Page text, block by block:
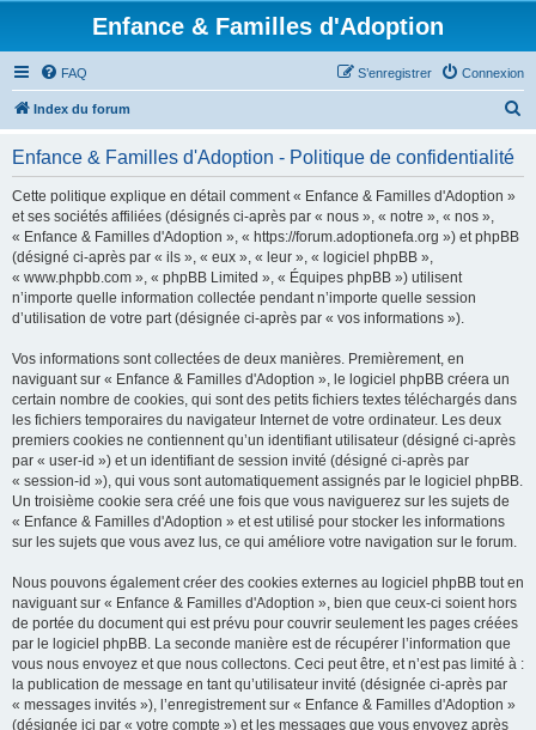
Enfance & Familles d'Adoption
FAQ Connexion
S’enregistrer
Index du forum
Enfance & Familles d'Adoption - Politique de confidentialité
Cette politique explique en détail comment « Enfance & Familles d'Adoption »
et ses sociétés affiliées (désignés ci-après par « nous », « notre », « nos »,
« Enfance & Familles d'Adoption », « https://forum.adoptionefa.org ») et phpBB
(désigné ci-après par « ils », « eux », « leur », « logiciel phpBB »,
« www.phpbb.com », « phpBB Limited », « Équipes phpBB ») utilisent
n’importe quelle information collectée pendant n’importe quelle session
d’utilisation de votre part (désignée ci-après par « vos informations »).
Vos informations sont collectées de deux manières. Premièrement, en
naviguant sur « Enfance & Familles d'Adoption », le logiciel phpBB créera un
certain nombre de cookies, qui sont des petits fichiers textes téléchargés dans
les fichiers temporaires du navigateur Internet de votre ordinateur. Les deux
premiers cookies ne contiennent qu’un identifiant utilisateur (désigné ci-après
par « user-id ») et un identifiant de session invité (désigné ci-après par
« session-id »), qui vous sont automatiquement assignés par le logiciel phpBB.
Un troisième cookie sera créé une fois que vous naviguerez sur les sujets de
« Enfance & Familles d'Adoption » et est utilisé pour stocker les informations
sur les sujets que vous avez lus, ce qui améliore votre navigation sur le forum.
Nous pouvons également créer des cookies externes au logiciel phpBB tout en
naviguant sur « Enfance & Familles d'Adoption », bien que ceux-ci soient hors
de portée du document qui est prévu pour couvrir seulement les pages créées
par le logiciel phpBB. La seconde manière est de récupérer l’information que
vous nous envoyez et que nous collectons. Ceci peut être, et n’est pas limité à :
la publication de message en tant qu’utilisateur invité (désignée ci-après par
« messages invités »), l’enregistrement sur « Enfance & Familles d'Adoption »
(désignée ici par « votre compte ») et les messages que vous envoyez après